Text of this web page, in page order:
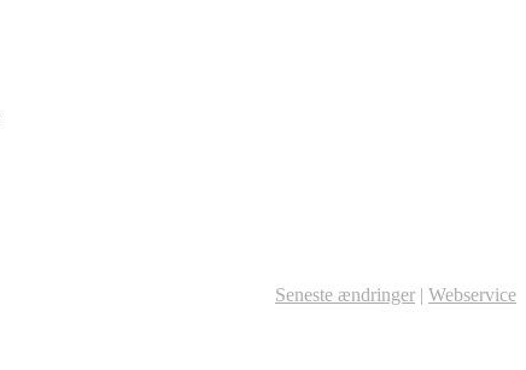
Seneste ændringer | Webservice